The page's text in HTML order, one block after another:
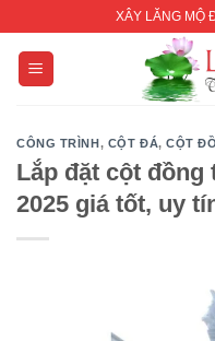
content
XÂY LĂNG MỘ
CÔNG TRÌNH, CỘT ĐÁ,CỘT
Lắp đặt cột đồng
2025 giá tốt, uy